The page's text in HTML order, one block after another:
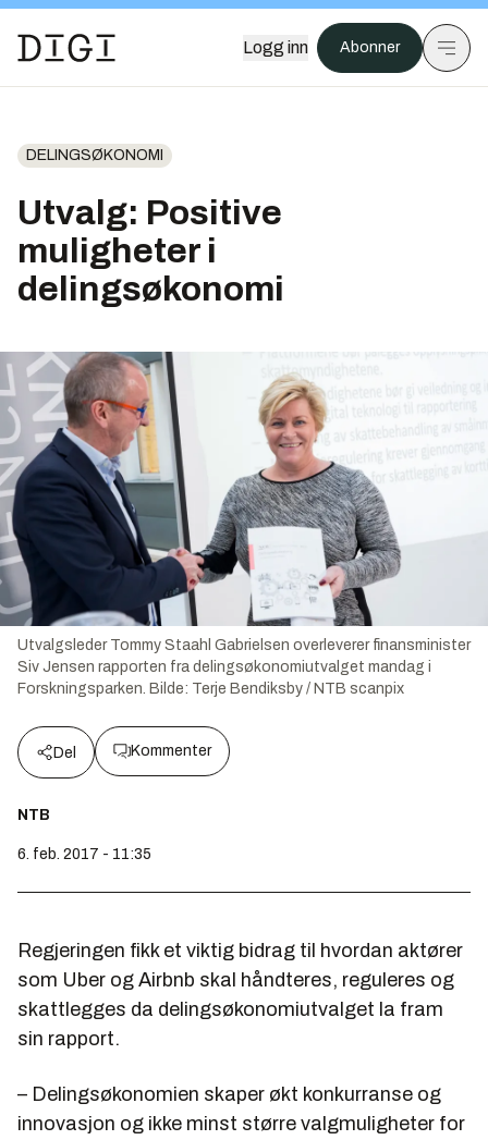
Logg inn Abonner
DELINGSØKONOMI
Utvalg: Positive
muligheter i
delingsøkonomi
Utvalgsleder Tommy Staahl Gabrielsen overleverer finansminister
Siv Jensen rapporten fra delingsøkonomiutvalget mandag i
Forskningsparken. Bilde: Terje Bendiksby / NTB scanpix
Del Kommenter
NTB
6. feb. 2017 - 11:35
Regjeringen fikk et viktig bidrag til hvordan aktører
som Uber og Airbnb skal håndteres, reguleres og
skattlegges da delingsøkonomiutvalget la fram
sin rapport.
– Delingsøkonomien skaper økt konkurranse og
innovasjon og ikke minst større valgmuligheter for